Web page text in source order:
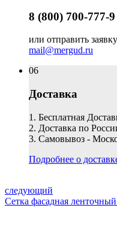
8 (800) 700-777-9
или отправить
mail@mergud.ru
06
Доставка
1. Бесплатная
2. Доставка по
3. Самовывоз -
Подробнее о
следующий
Сетка фасадная